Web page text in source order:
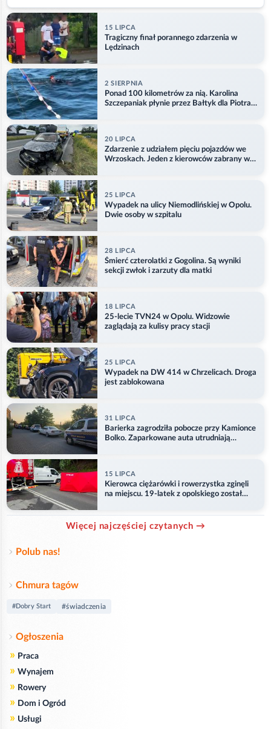
15 LIPCA
Tragiczny finał porannego zdarzenia w
Lędzinach
2 SIERPNIA
Ponad 100 kilometrów za nią. Karolina
Szczepaniak płynie przez Bałtyk dla Piotra.
20 LIPCA
Zdarzenie z udziałem pięciu pojazdów we
Wrzoskach. Jeden z kierowców zabrany w
25 LIPCA
Wypadek na ulicy Niemodlińskiej w Opolu.
Dwie osoby w szpitalu
28 LIPCA
Śmierć czterolatki z Gogolina. Są wyniki
sekcji zwłok i zarzuty dla matki
18 LIPCA
25-lecie TVN24 w Opolu. Widzowie
zaglądają za kulisy pracy stacji
25 LIPCA
Wypadek na DW 414 w Chrzelicach. Droga
jest zablokowana
31 LIPCA
Barierka zagrodziła pobocze przy Kamionce
Bolko. Zaparkowane auta utrudniają
15 LIPCA
Kierowca ciężarówki i rowerzystka zginęli
na miejscu. 19-latek z opolskiego został
Więcej najczęściej czytanych →
Polub nas!
Chmura tagów
#Dobry Start #świadczenia
Ogłoszenia
» Praca
» Wynajem
» Rowery
» Dom i Ogród
» Usługi